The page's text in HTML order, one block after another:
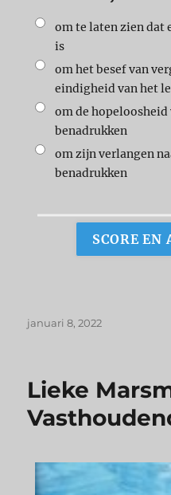
om te laten zien dat
is
om het besef van
eindigheid van het
om de hopeloosheid
benadrukken
om zijn verlangen
benadrukken
januari 8, 2022
Lieke